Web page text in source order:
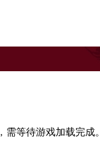
等待游戏加载完成。